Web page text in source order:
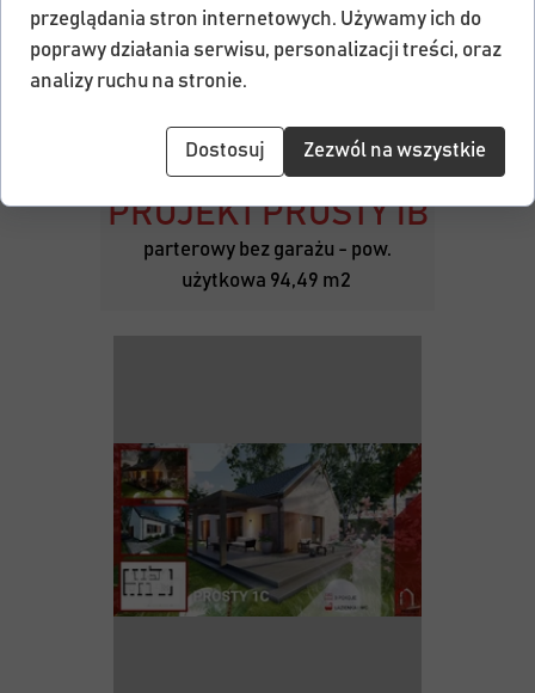
PROJEKT PROSTY 1B
parterowy bez garażu - pow.
użytkowa 94,49 m2
przeglądania stron internetowych. Używamy ich do
poprawy działania serwisu, personalizacji treści, oraz
analizy ruchu na stronie.
Dostosuj Zezwól na wszystkie